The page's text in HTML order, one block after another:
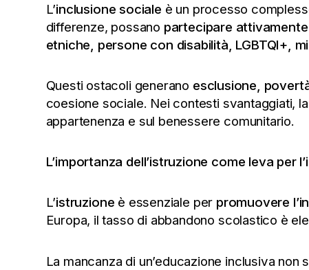
L’inclusione sociale è un processo
differenze, possano partecipare
etniche, persone con disabilità, LGBTQI+,
Questi ostacoli generano esclusione,
coesione sociale. Nei contesti svantaggiati, la
appartenenza e sul benessere comunitario.
L’importanza dell’istruzione come leva per
L’istruzione è essenziale per promuovere
Europa, il tasso di abbandono scolastico è
La mancanza di un’educazione inclusiva